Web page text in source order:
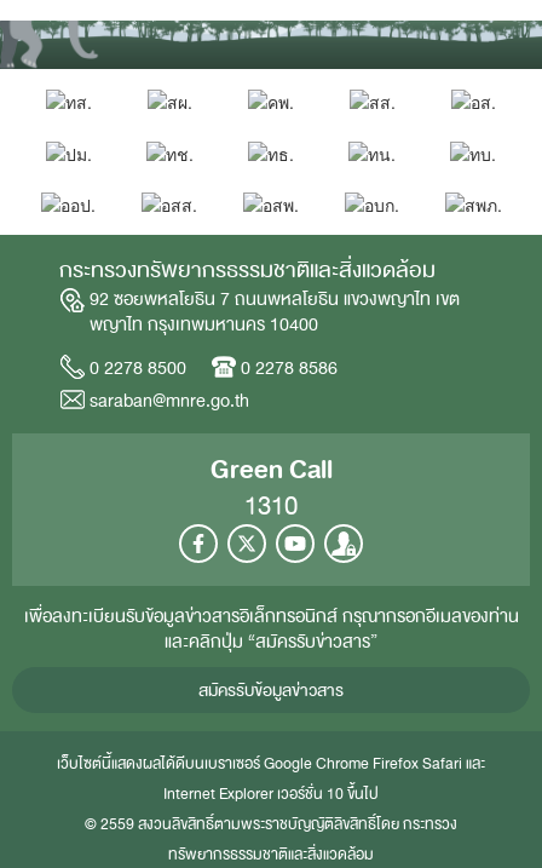
กระทรวงทรัพยากรธรรมชาติและสิ่งแวดล้อม
92 ซอยพหลโยธิน 7 ถนนพหลโยธิน แขวงพญาไท เขต
พญาไท กรุงเทพมหานคร 10400
0 2278 8500
0 2278 8586
saraban@mnre.go.th
Green Call
1310
เพื่อลงทะเบียนรับข้อมูลข่าวสารอิเล็กทรอนิกส์ กรุณากรอกอีเมลของท่าน
และคลิกปุ่ม “สมัครรับข่าวสาร”
สมัครรับข้อมูลข่าวสาร
เว็บไซต์นี้แสดงผลได้ดีบนเบราเซอร์Google Chrome FirefoxSafari และ
Internet Explorer เวอร์ชั่น 10 ขึ้นไป
© 2559 สงวนลิขสิทธิ์ตามพระราชบัญญัติลิขสิทธิ์โดย กระทรวง
ทรัพยากรธรรมชาติและสิ่งแวดล้อม